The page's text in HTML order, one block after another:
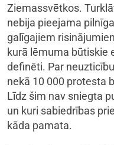
Ziemassvētkos.
nebija pieejama
galīgajiem
kurā lēmuma būtiskie
definēti. Par
nekā 10 000 protesta
Līdz šim nav sniegta
un kuri sabiedrības
kāda pamata.